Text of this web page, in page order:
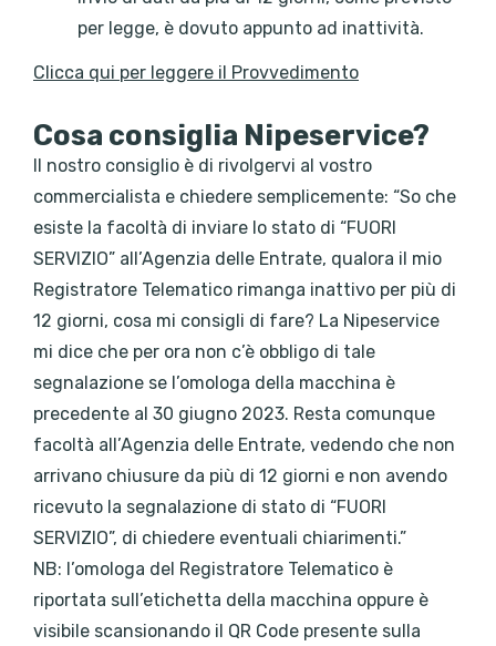
per legge, è dovuto appunto ad inattività.
Clicca qui per leggere il Provvedimento
Cosa consiglia Nipeservice?
Il nostro consiglio è di rivolgervi al vostro
commercialista e chiedere semplicemente: “So che
esiste la facoltà di inviare lo stato di “FUORI
SERVIZIO” all’Agenzia delle Entrate, qualora il mio
Registratore Telematico rimanga inattivo per più di
12 giorni, cosa mi consigli di fare? La Nipeservice
mi dice che per ora non c’è obbligo di tale
segnalazione se l’omologa della macchina è
precedente al 30 giugno 2023. Resta comunque
facoltà all’Agenzia delle Entrate, vedendo che non
arrivano chiusure da più di 12 giorni e non avendo
ricevuto la segnalazione di stato di “FUORI
SERVIZIO”, di chiedere eventuali chiarimenti.”
NB: l’omologa del Registratore Telematico è
riportata sull’etichetta della macchina oppure è
visibile scansionando il QR Code presente sulla